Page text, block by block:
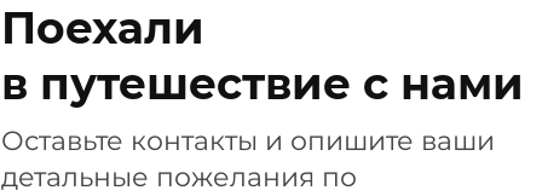
Поехали
в путешествие с нами
Оставьте контакты и опишите ваши
детальные пожелания по